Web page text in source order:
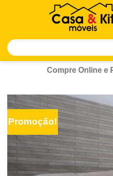
Pesquisar
por:
Compre Online e
Promoção!